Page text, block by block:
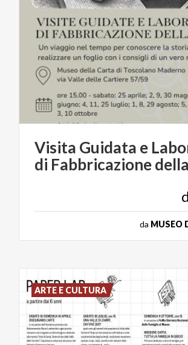
Visita Guidata e
di Fabbricazionedella
da MUSEO
ARTE E CULTURA